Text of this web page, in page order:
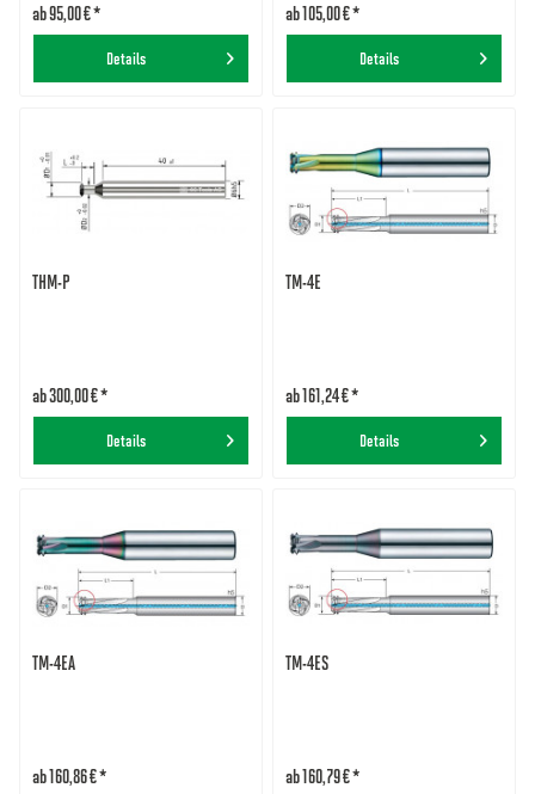
ab 95,00 € *
Details
ab 105,00 € *
Details
THM-P
ab 300,00 € *
Details
TM-4E
ab 161,24 € *
Details
TM-4EA
ab 160,86 € *
TM-4ES
ab 160,79 € *